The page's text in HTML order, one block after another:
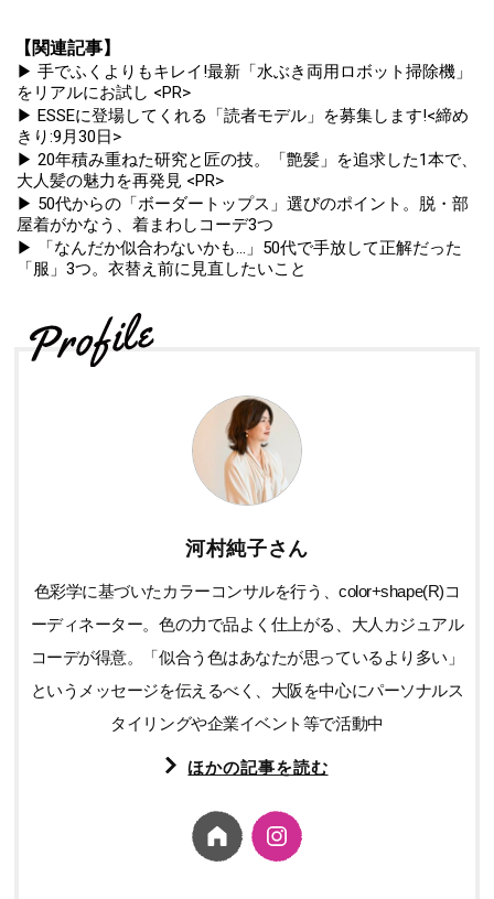
【関連記事】
▶ 手でふくよりもキレイ!最新「水ぶき両用ロボット掃除機」
をリアルにお試し <PR>
▶ ESSEに登場してくれる「読者モデル」を募集します!<締め
きり:9月30日>
▶ 20年積み重ねた研究と匠の技。「艶髪」を追求した1本で、
大人髪の魅力を再発見 <PR>
▶ 50代からの「ボーダートップス」選びのポイント。脱・部
屋着がかなう、着まわしコーデ3つ
▶ 「なんだか似合わないかも...」50代で手放して正解だった
「服」3つ。衣替え前に見直したいこと
河村純子さん
色彩学に基づいたカラーコンサルを行う、color+shape(R)コ
ーディネーター。色の力で品よく仕上がる、大人カジュアル
コーデが得意。「似合う色はあなたが思っているより多い」
というメッセージを伝えるべく、大阪を中心にパーソナルス
タイリングや企業イベント等で活動中
ほかの記事を読む